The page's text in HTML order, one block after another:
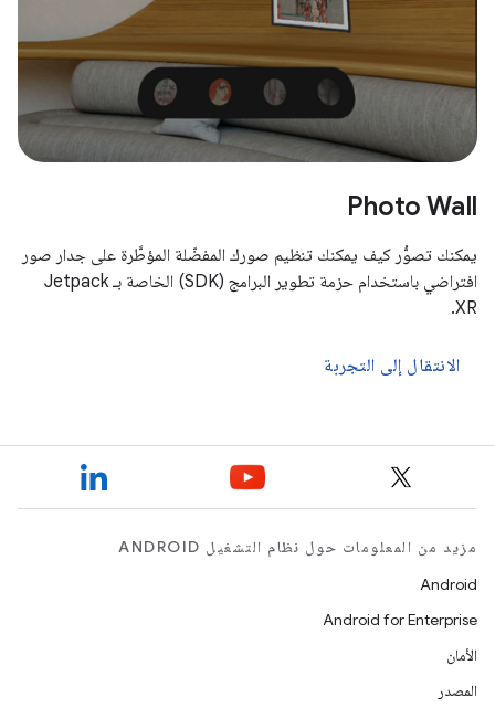
Photo Wall
يمكنك تصوُّر كيف يمكنك تنظيم صورك المفضّلة المؤطَّرة على جدار صور
افتراضي باستخدام حزمة تطوير البرامج (SDK) الخاصة بـ Jetpack
XR.
الانتقال إلى التجربة
مزيد من المعلومات حول نظام التشغيل ANDROID
Android
Android for Enterprise
الأمان
المصدر